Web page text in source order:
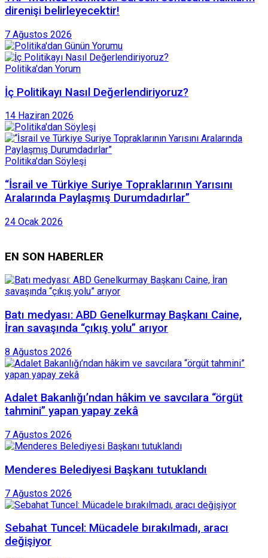
direnişi belirleyecektir!
7 Ağustos 2026
Politika'dan Yorum
İç Politikayı Nasıl Değerlendiriyoruz?
14 Haziran 2026
Politika'dan Söyleşi
“İsrail ve Türkiye Suriye Topraklarının Yarısını
Aralarında Paylaşmış Durumdadırlar”
24 Ocak 2026
EN SON HABERLER
Batı medyası: ABD Genelkurmay Başkanı Caine,
İran savaşında “çıkış yolu” arıyor
8 Ağustos 2026
Adalet Bakanlığı’ndan hâkim ve savcılara “örgüt
tahmini” yapan yapay zekâ
7 Ağustos 2026
Menderes Belediyesi Başkanı tutuklandı
7 Ağustos 2026
Sebahat Tuncel: Mücadele bırakılmadı, aracı
değişiyor